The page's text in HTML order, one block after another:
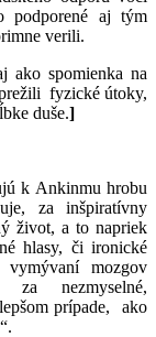
podporené aj tým
verili.
ako spomienka na
fyzické útoky,
duše.]
k Ankinmu hrobu
za inšpiratívny
život, a to napriek
hlasy, či ironické
mozgov
za nezmyselné,
prípade, ako